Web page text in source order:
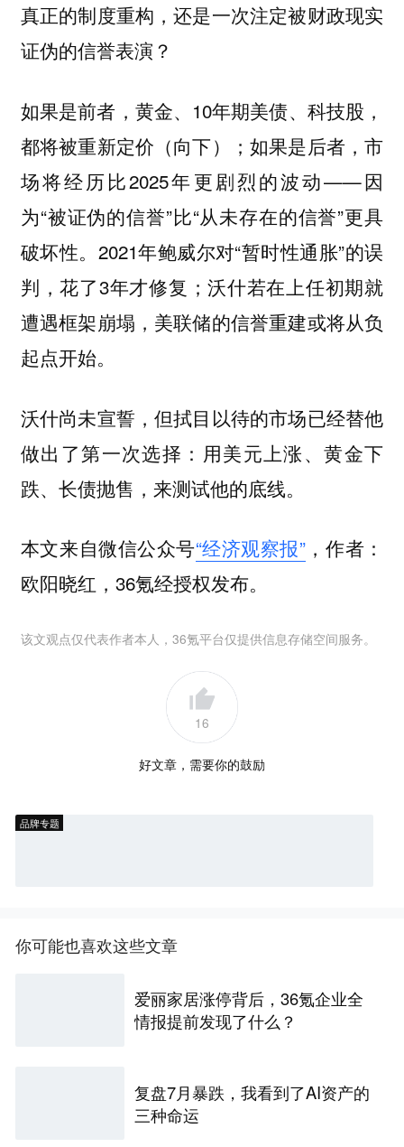
真正的制度重构，还是一次注定被财政现实
证伪的信誉表演？
如果是前者，黄金、10年期美债、科技股，
都将被重新定价（向下）；如果是后者，市
场将经历比2025年更剧烈的波动——因
为“被证伪的信誉”比“从未存在的信誉”更具
破坏性。2021年鲍威尔对“暂时性通胀”的误
判，花了3年才修复；沃什若在上任初期就
遭遇框架崩塌，美联储的信誉重建或将从负
起点开始。
沃什尚未宣誓，但拭目以待的市场已经替他
做出了第一次选择：用美元上涨、黄金下
跌、长债抛售，来测试他的底线。
本文来自微信公众号“经济观察报”，作者：
欧阳晓红，36氪经授权发布。
该文观点仅代表作者本人，36氪平台仅提供信息存储空间服务。
16
好文章，需要你的鼓励
品牌专题
你可能也喜欢这些文章
爱丽家居涨停背后，36氪企业全
情报提前发现了什么？
复盘7月暴跌，我看到了AI资产的
三种命运